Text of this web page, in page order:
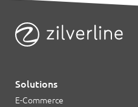
Solutions
E-Commerce